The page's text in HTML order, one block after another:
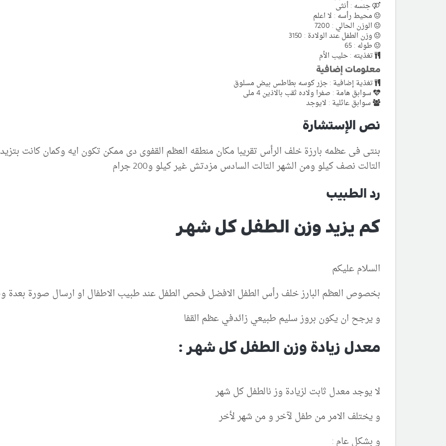
جنسه : أنثى
محيط رأسه : لا اعلم
الوزن الحالي : 7200
وزن الطفل عند الولادة : 3150
طوله : 65
تغذيته : حليب الأم
معلومات إضافية
تغذية إضافية : جزر كوسه بطاطس بيض مسلوق
سوابق هامة : صفرا ولاده ثقب بالاذين 4 ملى
سوابق عائلية : لايوجد
نص الإستشارة
بنتى فى عظمه بارزة خلف الرأس تقريبا مكان منطقه العظم القفوى دى ممكن تكون ايه وكمان كانت
التالت نصف كيلو ومن الشهر التالت السادس مزدتش غير كيلو و200 جرام
رد الطبيب
كم يزيد وزن الطفل كل شهر
السلام عليكم
بخصوص العظم البارز خلف رأس الطفل الافضل فحص الطفل عند طبيب الاطفال او ارسال صورة بعدة
و يرجح ان يكون بروز سليم طبيعي زائدفي عظم القفا
معدل زيادة وزن الطفل كل شهر :
لا يوجد معدل ثابت لزيادة وز نالطفل كل شهر
و يختلف الامر من طفل لآخر و من شهر لأخر
و بشكل عام :